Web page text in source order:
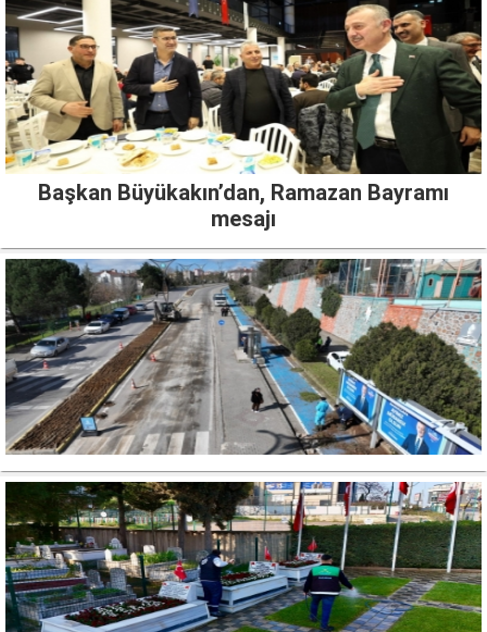
Başkan Büyükakın’dan, Ramazan Bayramı
mesajı